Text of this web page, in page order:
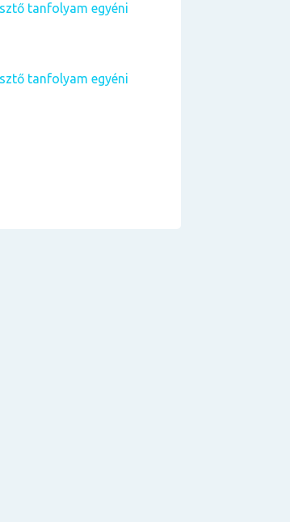
tanfolyam egyéni
tanfolyam egyéni